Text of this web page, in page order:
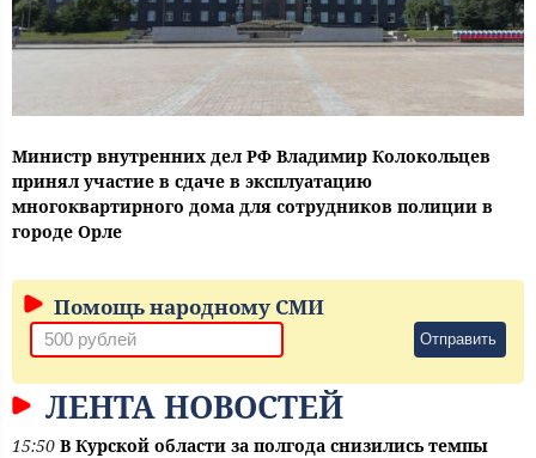
Министр внутренних дел РФ Владимир Колокольцев
принял участие в сдаче в эксплуатацию
многоквартирного дома для сотрудников полиции в
городе Орле
Помощь народному СМИ
Отправить
ЛЕНТА НОВОСТЕЙ
15:50 В Курской области за полгода снизились темпы